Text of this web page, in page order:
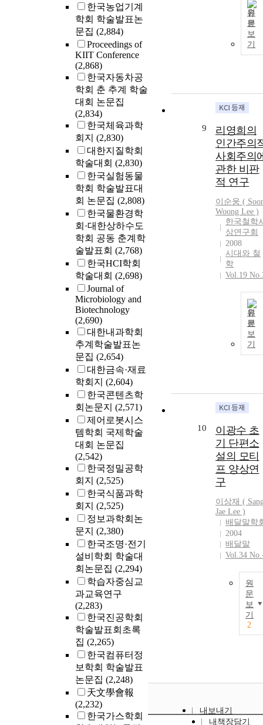
한국농업기계
학회 학술발표논
문집 (2,884)
Proceedings of
KIIT Conference
(2,868)
한국자동차공
학회 춘 추계 학술
대회 논문집
(2,834)
한국체육과학
회지 (2,830)
대한지질학회
학술대회 (2,830)
한국실험동물
학회 학술발표대
회 논문집 (2,808)
한국물환경학
회·대한상하수도
학회 공동 춘계학
술발표회 (2,768)
한국HCI학회
학술대회 (2,698)
Journal of
Microbiology and
Biotechnology
(2,690)
대한내과학회
추계학술발표논
문집 (2,654)
대한금속·재료
학회지 (2,604)
한국콘텐츠학
회논문지 (2,571)
제어로봇시스
템학회 국제학술
대회 논문집
(2,542)
한국정밀공학
회지 (2,525)
한국식품과학
회지 (2,525)
정보과학회논
문지 (2,380)
한국조명·전기
설비학회 학술대
회논문집 (2,294)
학습자중심교
과교육연구
(2,283)
한국진공학회
학술발표회초록
집 (2,265)
한국컴퓨터정
보학회 학술발표
논문집 (2,248)
天文學會報
(2,232)
한국가스학회
원
문
보
기
9
리영희의
인간주의
사회주의
관한 비판
적 연구
이순웅 (
Woong Lee )
한국철학
상연구회
2008
시대와 철
학
Vol.19
원
문
보
기
10
이광수 초
기 단편소
설의 모티
프 양상연
구
이상재 (
Jae Lee )
배달말학
2004
배달말
Vol.34
원
문
보
기
2
내보내기
내책장담기